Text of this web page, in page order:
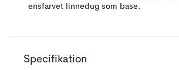
ensfarvet linnedug som base.
Specifikation